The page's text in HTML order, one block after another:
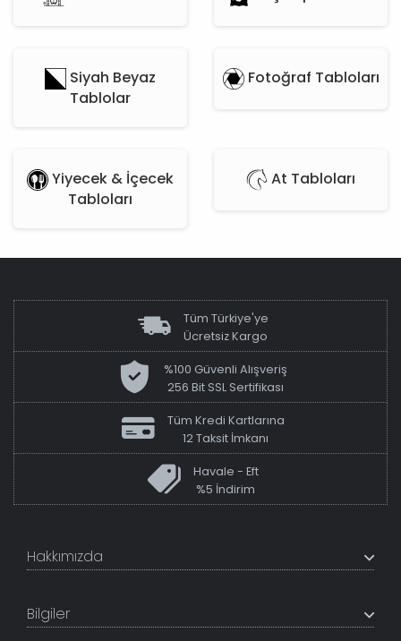
Siyah Beyaz
Tablolar
Fotoğraf Tabloları
Yiyecek & İçecek
Tabloları
At Tabloları
Tüm Türkiye'ye
Ücretsiz Kargo
%100 Güvenli Alışveriş
256 Bit SSL Sertifikası
Tüm Kredi Kartlarına
12 Taksit İmkanı
Havale - Eft
%5 İndirim
Hakkımızda
TabloShop, müşteri memnuniyetini en üst seviyede
tutmaya çalışır. Uzman kadrosu ile profesyonel işçilikle
Bilgiler